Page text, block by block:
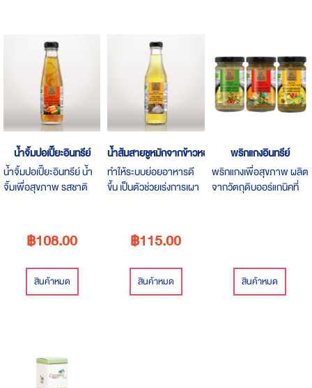
น้ำจิ้มปอเปี๊ยะอินทรีย์
น้ำจิ้มปอเปี๊ยะอินทรีย์ น้ำ
จิ้มเพื่อสุขภาพ รสชาติ
ใส่สีหรือแต่งกลิ่นใดๆ
เหมาะสำหรับผู้ที่รัก
฿108.00
สินค้าหมด
น้ำส้มสายชูหมักจากข้าวหอมมะลิอินทรีย์
ทำให้ระบบย่อยอาหารดี
ขึ้น เป็นตัวช่วยเร่งการเผา
อักเสบ ช่วยรักษาโรคความ
ดันโลหิตสูง฿115.00
สินค้าหมด
พริกแกงอินทรีย์
พริกแกงเพื่อสุขภาพ ผลิต
จากวัตถุดิบออร์แกนิคที่
สินค้าหมด